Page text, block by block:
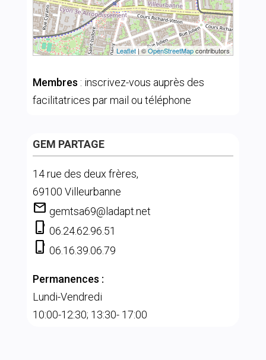
Leaflet | ©OpenStreetMapcontributors
Membres : inscrivez-vous auprès des
facilitatrices par mail ou téléphone
GEM PARTAGE
14 rue des deux frères,
69100 Villeurbanne
mail gemtsa69@ladapt.net
phone_iphone 06.24.62.96.51
phone_iphone 06.16.39.06.79
Permanences :
Lundi-Vendredi
10:00-12:30; 13:30- 17:00